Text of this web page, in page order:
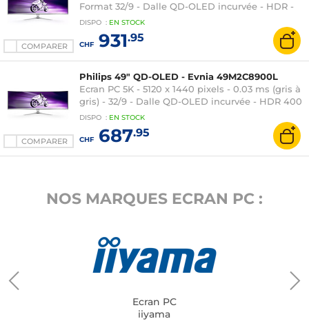
COMPARER
Format 32/9 - Dalle QD-OLED incurvée - HDR -
240 Hz - FreeSync Premium Pro -
HDMI/DisplayPort/USB-C - Hub USB 3.0 -
Hauteur réglable - Argent
DISPO : EN STOCK
CHF931.95
COMPARER
Philips 49" QD-OLED - Evnia 49M2C8900L
Ecran PC 5K - 5120 x 1440 pixels - 0.03 ms (gris à
gris) - 32/9 - Dalle QD-OLED incurvée - HDR 400
True Black - 144 Hz - FreeSync Premium Pro -
HDMI/DisplayPort/USB-C - Hauteur réglable -
Argent
DISPO : EN STOCK
CHF687.95
NOS MARQUES ECRAN PC :
Ecran PC
iiyama